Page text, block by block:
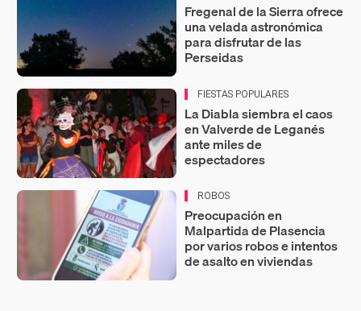
Fregenal de la Sierra ofrece
una velada astronómica
para disfrutar de las
Perseidas
FIESTAS POPULARES
La Diabla siembra el caos
en Valverde de Leganés
ante miles de
espectadores
ROBOS
Preocupación en
Malpartida de Plasencia
por varios robos e intentos
de asalto en viviendas